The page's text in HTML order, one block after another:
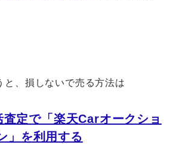
と、損しないで売る方法は
定で「楽天Carオークショ
」を利用する